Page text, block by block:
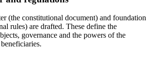
(the constitutional document) and foundation
rules) are drafted. These define the
governance and the powers of the